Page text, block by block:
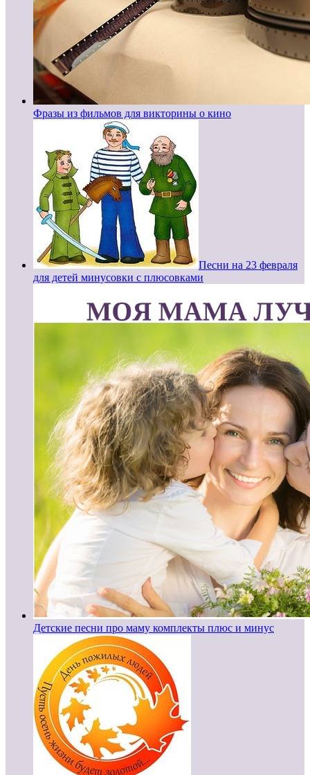
Фразы из фильмов для викторины о кино
Песни на 23 февраля
для детей минусовки с плюсовками
Детские песни про маму комплекты плюс и минус